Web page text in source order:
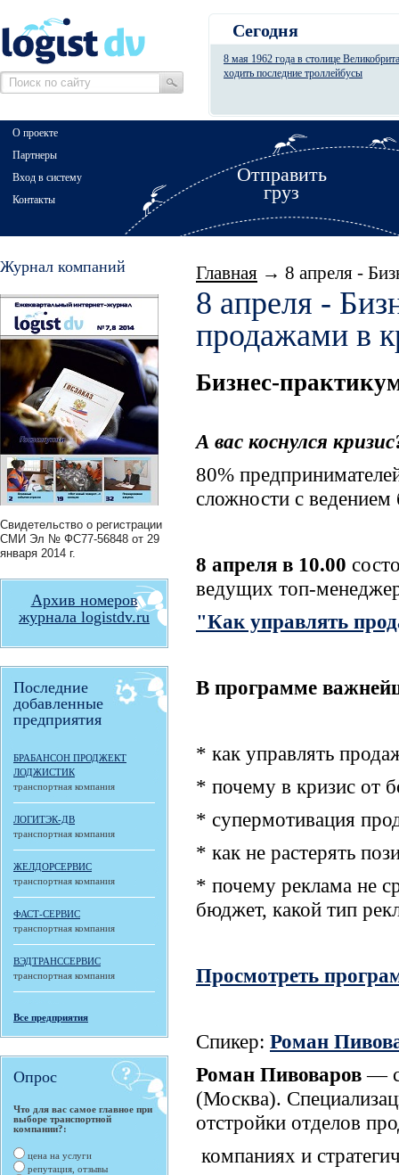
Сегодня
8 мая 1962 года в столице
ходить последние троллейбусы
Отправить
груз
О проекте
Партнеры
Вход в систему
Контакты
Журнал компаний
Свидетельство о регистрации
СМИ Эл № ФС77-56848 от 29
января 2014 г.
Архив номеров
журнала logistdv.ru
Последние
добавленные
предприятия
БРАБАНСОН ПРОДЖЕКТ
ЛОДЖИСТИК
транспортная компания
ЛОГИТЭК-ДВ
транспортная компания
ЖЕЛДОРСЕРВИС
транспортная компания
ФАСТ-СЕРВИС
транспортная компания
ВЭДТРАНССЕРВИС
транспортная компания
Все предприятия
Опрос
Что для вас самое главное при
выборе транспортной
компании?:
цена на услуги
репутация, отзывы
Главная → 8 апреля -
8 апреля -
продажами в
Бизнес-
А вас коснулся
80%
сложности с ведением
8 апреля в 10.00
ведущих топ-
"Как управлять
В программе
* как управлять
* почему в кризис от
* супермотивация
* как не растерять
* почему реклама не
бюджет, какой тип
Просмотреть
Спикер: Роман
Роман Пивоваров—
(Москва).
отстройки отделов
компаниях и